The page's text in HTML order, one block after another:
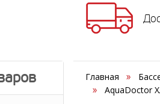
Главная
AquaDoctor